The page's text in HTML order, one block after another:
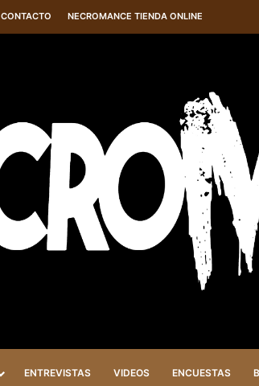
CONTACTO NECROMANCE TIENDA ONLINE
ENTREVISTAS VIDEOS ENCUESTAS